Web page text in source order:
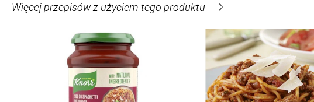
Więcej przepisów z użyciem tego produktu